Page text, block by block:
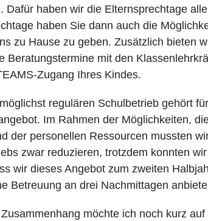
Dafür haben wir die Elternsprechtage
haben Sie dann auch die
zu Hause zu geben. Zusätzlich bieten
Beratungstermine mit den
Zugang Ihres Kindes.
regulären Schulbetrieb gehört
Im Rahmen der Möglichkeiten,
der personellen Ressourcen mussten
zwar reduzieren, trotzdem konnten
wir dieses Angebot zum zweiten
Betreuung an drei Nachmittagen
möchte ich noch kurz